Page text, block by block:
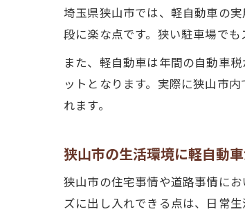
埼玉県狭山市では、軽自動車の
段に楽な点です。狭い駐車場で
また、軽自動車は年間の自動車
ットとなります。実際に狭山市
れます。
狭山市の生活環境に軽自動
狭山市の住宅事情や道路事情に
ズに出し入れできる点は、日常